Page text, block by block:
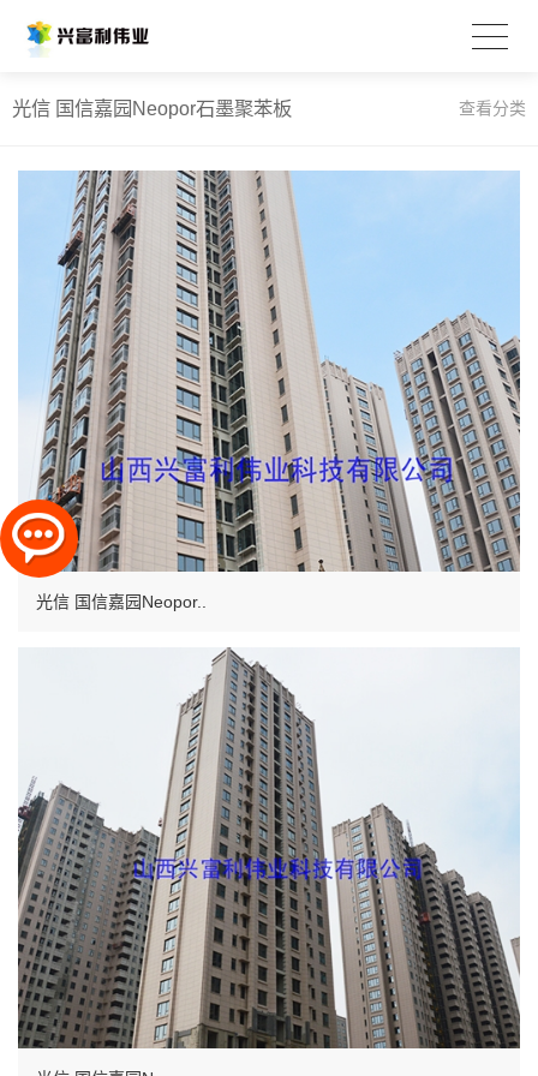
光信 国信嘉园Neopor石墨聚苯板 查看分类
光信 国信嘉园Neopor..